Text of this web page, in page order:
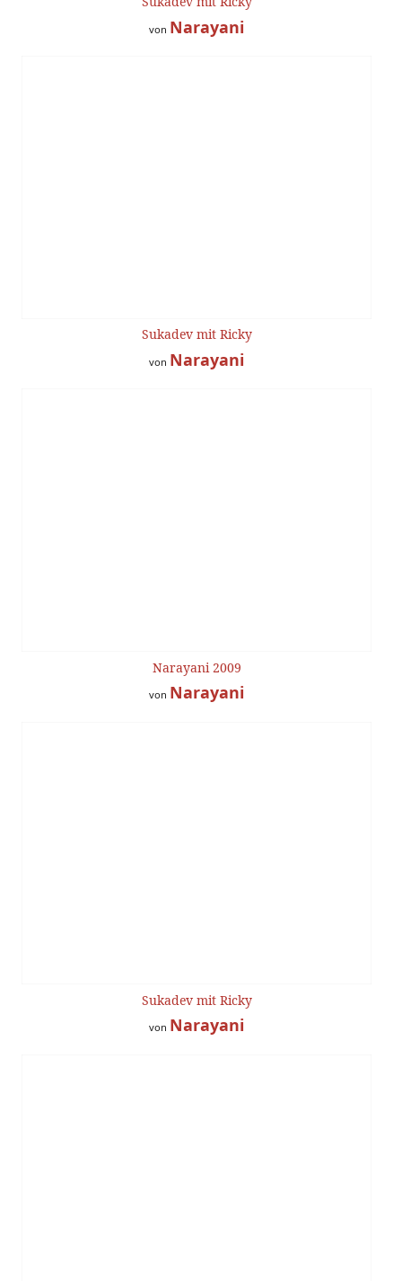
von Narayani
Sukadev mit Ricky
von Narayani
Narayani 2009
von Narayani
Sukadev mit Ricky
von Narayani